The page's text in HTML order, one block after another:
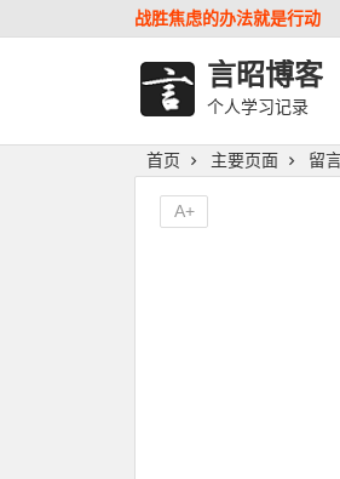
战胜焦虑的办法就是行动
言昭博客
个人学习记录
首页 主要页面 留
A+